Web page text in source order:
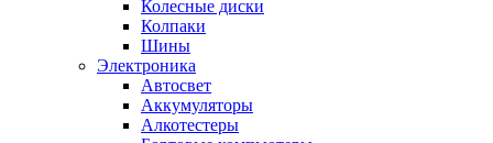
Колесные диски
Колпаки
Шины
Электроника
Автосвет
Аккумуляторы
Алкотестеры